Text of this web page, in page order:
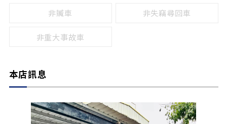
非贓車 非失竊尋回車
非重大事故車
本店訊息